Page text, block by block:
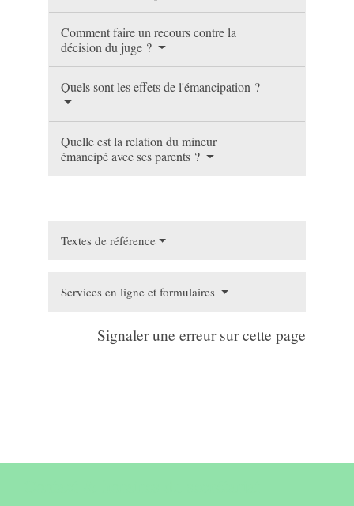
Comment faire un recours contre la
décision du juge ?
Quels sont les effets de l'émancipation ?
Quelle est la relation du mineur
émancipé avec ses parents ?
Textes de référence
Services en ligne et formulaires
Signaler une erreur sur cette page